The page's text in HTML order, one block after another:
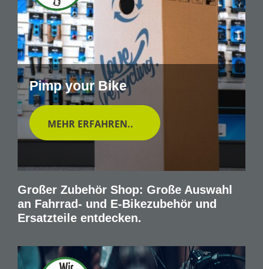
Pimp your Bike
MEHR ERFAHREN..
Großer Zubehör Shop: Große Auswahl
an Fahrrad- und E-Bikezubehör und
Ersatzteile entdecken.